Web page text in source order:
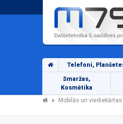
Telefoni,
Smaržas,
Kosmētika
Mobilās un viediekārtas